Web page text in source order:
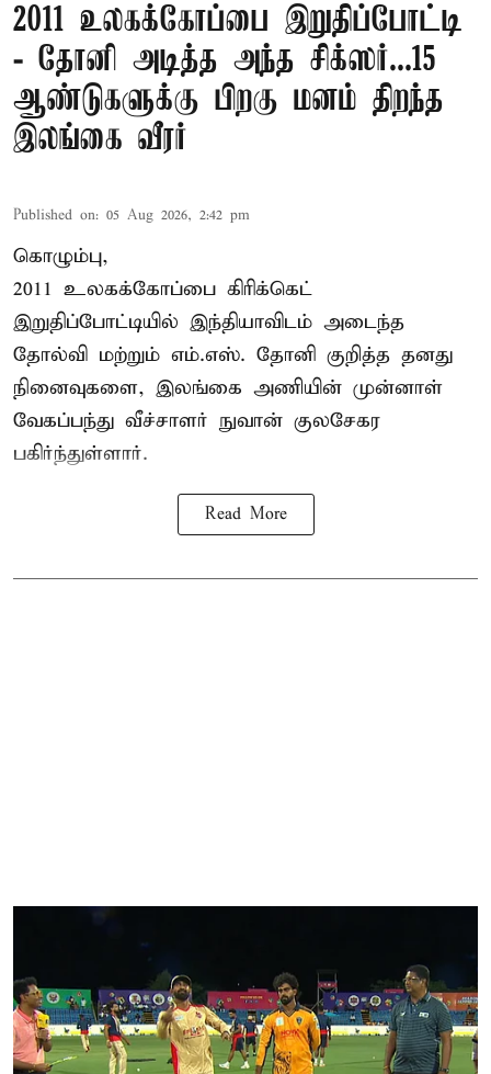
2011 உலகக்கோப்பை இறுதிப்போட்டி
- தோனி அடித்த அந்த சிக்ஸர்...15
ஆண்டுகளுக்கு பிறகு மனம் திறந்த
இலங்கை வீரர்
Published on: 05 Aug 2026, 2:42 pm
கொழும்பு,
2011 உலகக்கோப்பை கிரிக்கெட்
இறுதிப்போட்டியில் இந்தியாவிடம் அடைந்த
தோல்வி மற்றும் எம்.எஸ். தோனி குறித்த தனது
நினைவுகளை, இலங்கை அணியின் முன்னாள்
வேகப்பந்து வீச்சாளர் நுவான் குலசேகர
பகிர்ந்துள்ளார்.
Read More